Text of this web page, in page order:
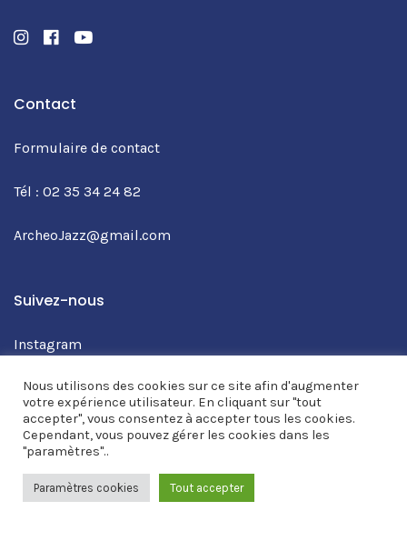
InstagramFacebookYoutube
Contact
Formulaire de contact
Tél : 02 35 34 24 82
ArcheoJazz@gmail.com
Suivez-nous
Instagram
Youtube
Nous utilisons des cookies sur ce site afin d'augmenter
votre expérience utilisateur. En cliquant sur "tout
accepter", vous consentez à accepter tous les cookies.
Cependant, vous pouvez gérer les cookies dans les
"paramètres"..
Paramètres cookies Tout accepter